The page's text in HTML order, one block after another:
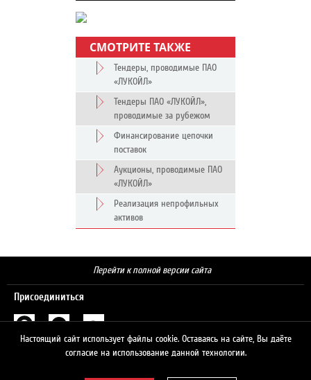
СМОТРИТЕ ТАКЖЕ
Тендеры, проводимые ПАО
«ЛУКОЙЛ»
Тендеры ПАО «ЛУКОЙЛ»,
проводимые за рубежом
Финансирование цепочки
поставок
Аукционы, проводимые ПАО
«ЛУКОЙЛ»
Реализация непрофильных
активов
Перейти к полной версии сайта
Присоединиться
Настоящий сайт использует файлы cookie. Оставаясь на сайте, Вы даёте
согласие на использование данной технологии.